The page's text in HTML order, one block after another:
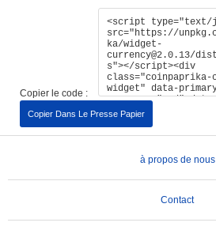
Copier le code :
Copier Dans Le Presse Papier
à propos de nous
Contact